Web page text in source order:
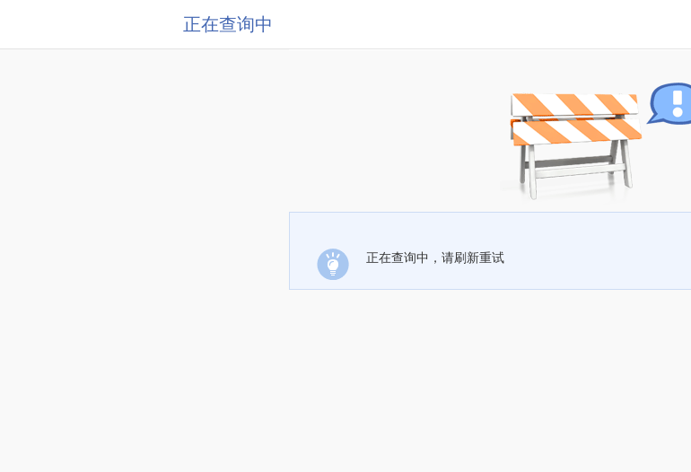
正在查询中
正在查询中，请刷新重试